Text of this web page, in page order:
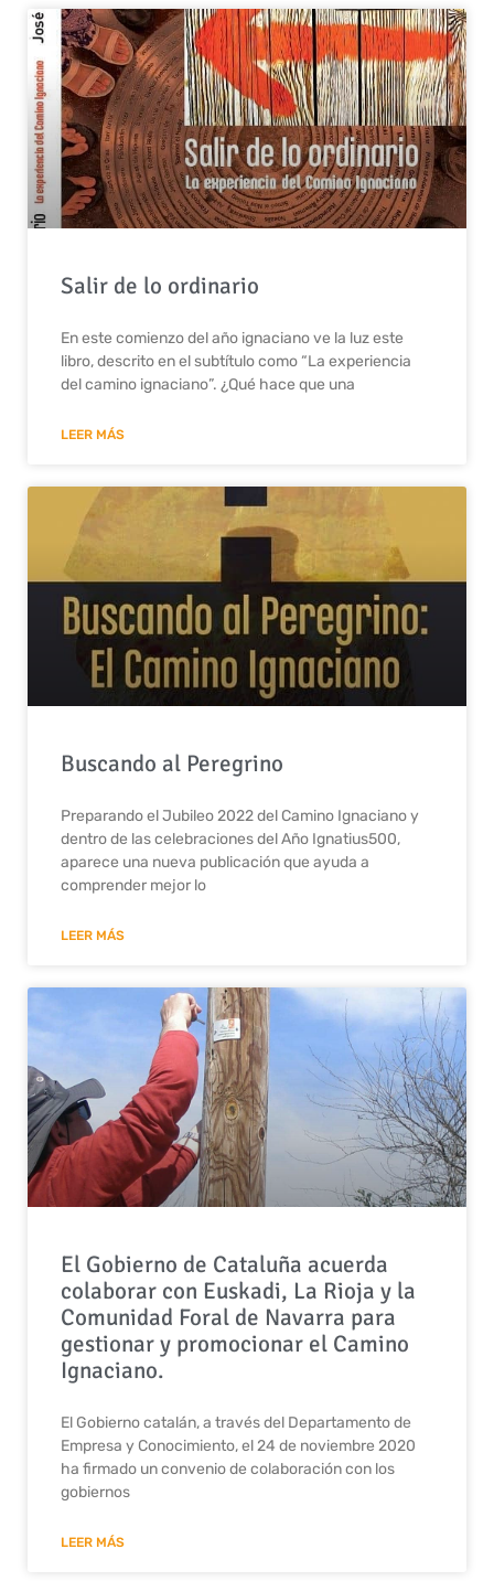
Salir de lo ordinario
En este comienzo del año ignaciano ve la luz este
libro, descrito en el subtítulo como “La experiencia
del camino ignaciano”. ¿Qué hace que una
LEER MÁS
Buscando al Peregrino
Preparando el Jubileo 2022 del Camino Ignaciano y
dentro de las celebraciones del Año Ignatius500,
aparece una nueva publicación que ayuda a
comprender mejor lo
LEER MÁS
El Gobierno de Cataluña acuerda
colaborar con Euskadi, La Rioja y la
Comunidad Foral de Navarra para
gestionar y promocionar el Camino
Ignaciano.
El Gobierno catalán, a través del Departamento de
Empresa y Conocimiento, el 24 de noviembre 2020
ha firmado un convenio de colaboración con los
gobiernos
LEER MÁS